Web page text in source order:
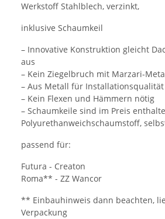
Werkstoff Stahlblech, verzinkt,
inklusive Schaumkeil
– Innovative Konstruktion gleicht
aus
– Kein Ziegelbruch mit Marzari-
– Aus Metall für
– Kein Flexen und Hämmern nötig
– Schaumkeile sind im Preis
Polyurethanweichschaumstoff,
passend für:
Futura - Creaton
Roma** - ZZ Wancor
** Einbauhinweis dann beachten,
Verpackung